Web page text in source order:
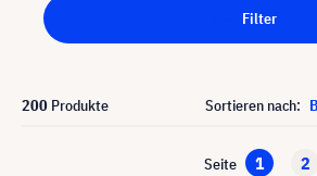
Filter
200 Produkte Sortieren nach:
Seite 1 2